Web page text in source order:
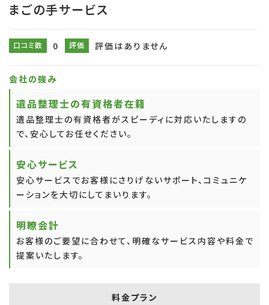
まごの手サービス
口コミ数 0 評価 評価はありません
会社の強み
遺品整理士の有資格者在籍
遺品整理士の有資格者がスピーディに対応いたしますの
で、安心してお任せください。
安心サービス
安心サービスでお客様にさりげないサポート、コミュニケ
ーションを大切にしてまいります。
明瞭会計
お客様のご要望に合わせて、明確なサービス内容や料金で
提案いたします。
料金プラン